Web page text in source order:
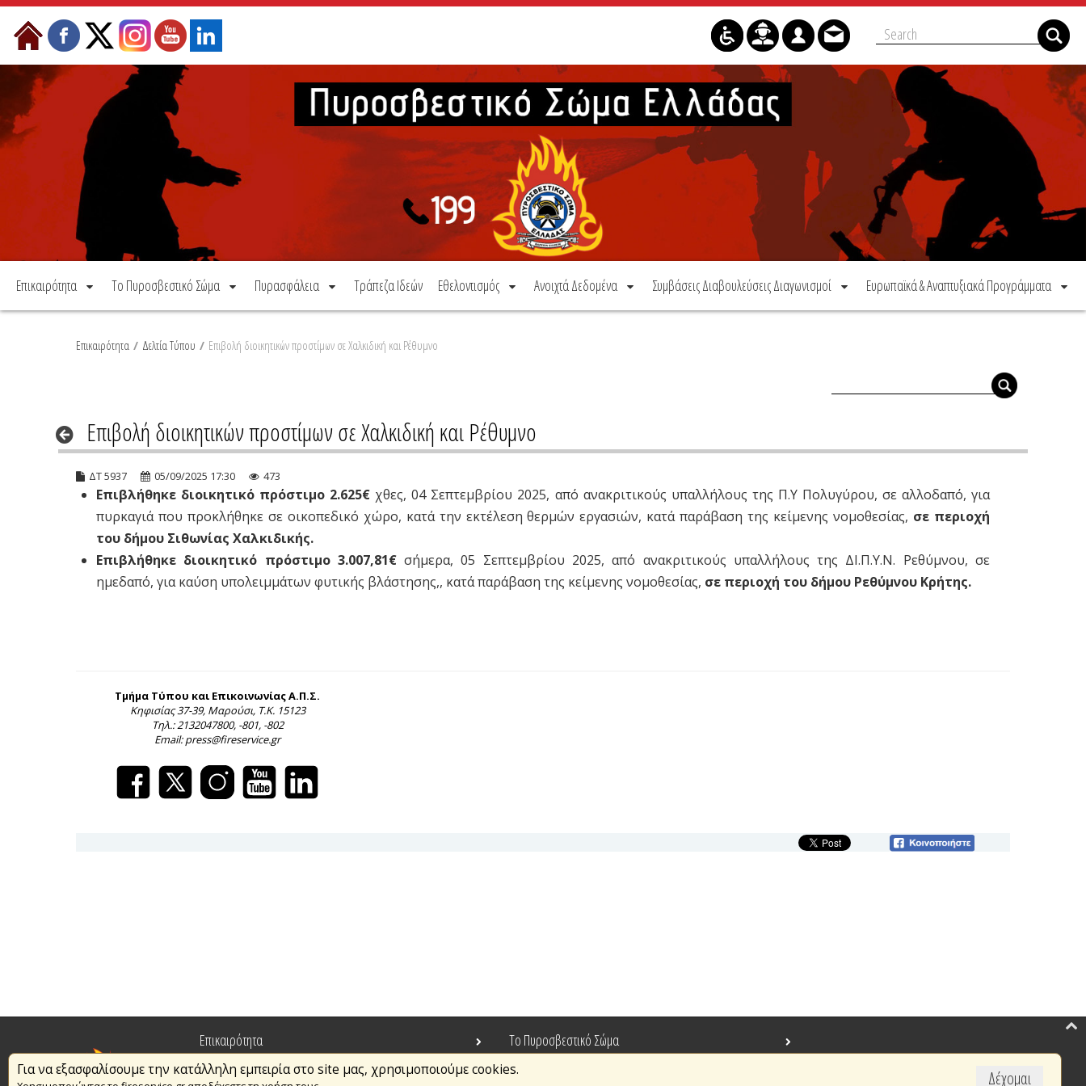
Μετάβαση στο περιεχόμενο
Επικαιρότητα Το Πυροσβεστικό Σώμα Πυρασφάλεια Τράπεζα Ιδεών Εθελοντισμός Ανοιχτά Δεδομένα Συμβάσεις Διαβουλεύσεις Διαγωνισμοί Ευρωπαϊκά & Αναπτυξιακά Προγράμματα
Επικαιρότητα / Δελτία Τύπου / Επιβολή διοικητικών προστίμων σε Χαλκιδική και Ρέθυμνο
Επιβολή διοικητικών προστίμων σε Χαλκιδική και Ρέθυμνο
ΔΤ 5937 05/09/2025 17:30 473
Επιβλήθηκε διοικητικό πρόστιμο 2.625€ χθες, 04 Σεπτεμβρίου 2025, από ανακριτικούς υπαλλήλους της Π.Υ Πολυγύρου, σε αλλοδαπό, για
πυρκαγιά που προκλήθηκε σε οικοπεδικό χώρο, κατά την εκτέλεση θερμών εργασιών, κατά παράβαση της κείμενης νομοθεσίας, σε περιοχή
του δήμου Σιθωνίας Χαλκιδικής.
Επιβλήθηκε διοικητικό πρόστιμο 3.007,81€σήμερα, 05 Σεπτεμβρίου 2025, από ανακριτικούς υπαλλήλους της ΔΙ.Π.Υ.Ν. Ρεθύμνου, σε
ημεδαπό, για καύση υπολειμμάτων φυτικής βλάστησης,, κατά παράβαση της κείμενης νομοθεσίας, σε περιοχή του δήμου Ρεθύμνου Κρήτης.
Τμήμα Τύπου και Επικοινωνίας Α.Π.Σ.
Κηφισίας 37-39, Μαρούσι, Τ.Κ. 15123
Τηλ.: 2132047800, -801, -802
Email: press@fireservice.gr
Δέχομαι
Για να εξασφαλίσουμε την κατάλληλη εμπειρία στο site μας, χρησιμοποιούμε cookies.
Επικαιρότητα
Το Πυροσβεστικό Σώμα
Πυρασφάλεια
Τράπεζα Ιδεών